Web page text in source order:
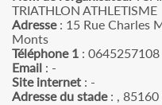
TRIATHLON ATHLETISME
Adresse: 15 Rue Charles
Monts
Téléphone 1 : 0645257108
Email : -
Site internet : -
Adresse du stade: , 85160